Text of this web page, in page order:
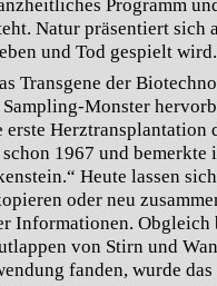
Programm
Natur präsentiert sich
und Tod gespielt wird.
Transgene der
Monster
Herztransplantation
1967 und bemerkte
Heute lassen sich
oder neu
Informationen. Obgleich
von Stirn und
fanden, wurde das